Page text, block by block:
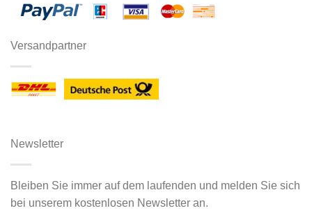
Versandpartner
Newsletter
Bleiben Sie immer auf dem laufenden und melden Sie sich
bei unserem kostenlosen Newsletter an.